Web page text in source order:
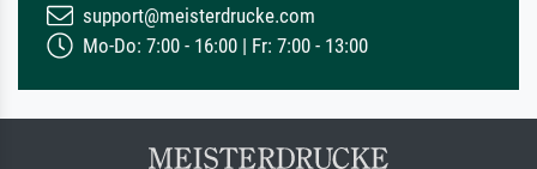
support@meisterdrucke.com
Mo-Do: 7:00 - 16:00 | Fr: 7:00 - 13:00